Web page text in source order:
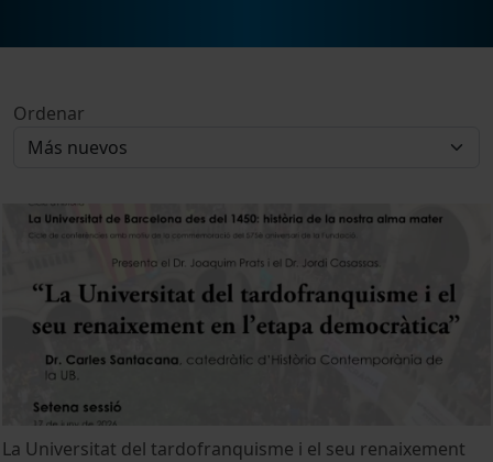
Ordenar
La Universitat del tardofranquisme i el seu renaixement